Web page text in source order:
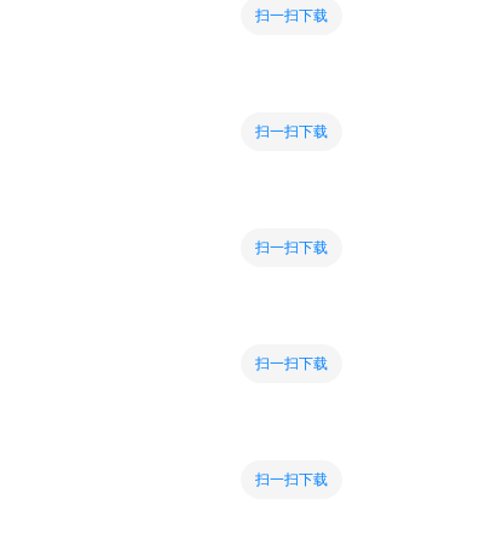
扫一扫下载
扫一扫下载
扫一扫下载
扫一扫下载
扫一扫下载